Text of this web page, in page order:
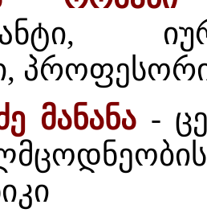
მანანა-